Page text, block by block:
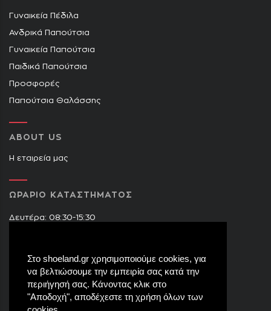
Στο shoeland.gr χρησιμοποιούμε cookies, για
να βελτιώσουμε την εμπειρία σας κατά την
περιήγησή σας. Κάνοντας κλικ στο
"Αποδοχή", αποδέχεστε τη χρήση όλων των
Γυναικεία Πέδιλα
Ανδρικά Παπούτσια
Γυναικεία Παπούτσια
Παιδικά Παπούτσια
Προσφορές
Παπούτσια Θαλάσσης
ABOUT US
Η εταιρεία μας
ΩΡΑΡΙΟ ΚΑΤΑΣΤΗΜΑΤΟΣ
Δευτέρα: 08:30-15:30
Πέμπτη: 09:00-14:30 & 17:30-21:00
Παρασκευή: 09:00-14:30 & 17:30-21:00
Σάββατο: 08:30-15:30